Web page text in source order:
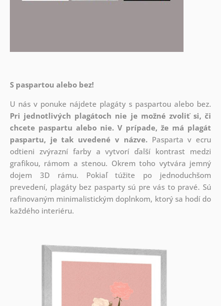
S paspartou alebo bez!
U nás v ponuke nájdete plagáty s paspartou alebo bez.
Pri jednotlivých plagátoch nie je možné zvoliť si, či
chcete paspartu alebo nie. V prípade, že má plagát
paspartu, je tak uvedené v názve.Pasparta v ecru
odtieni zvýrazní farby a vytvorí ďalší kontrast medzi
grafikou, rámom a stenou. Okrem toho vytvára jemný
dojem 3D rámu. Pokiaľ túžite po jednoduchšom
prevedení, plagáty bez pasparty sú pre vás to pravé. Sú
rafinovaným minimalistickým doplnkom, ktorý sa hodí do
každého interiéru.